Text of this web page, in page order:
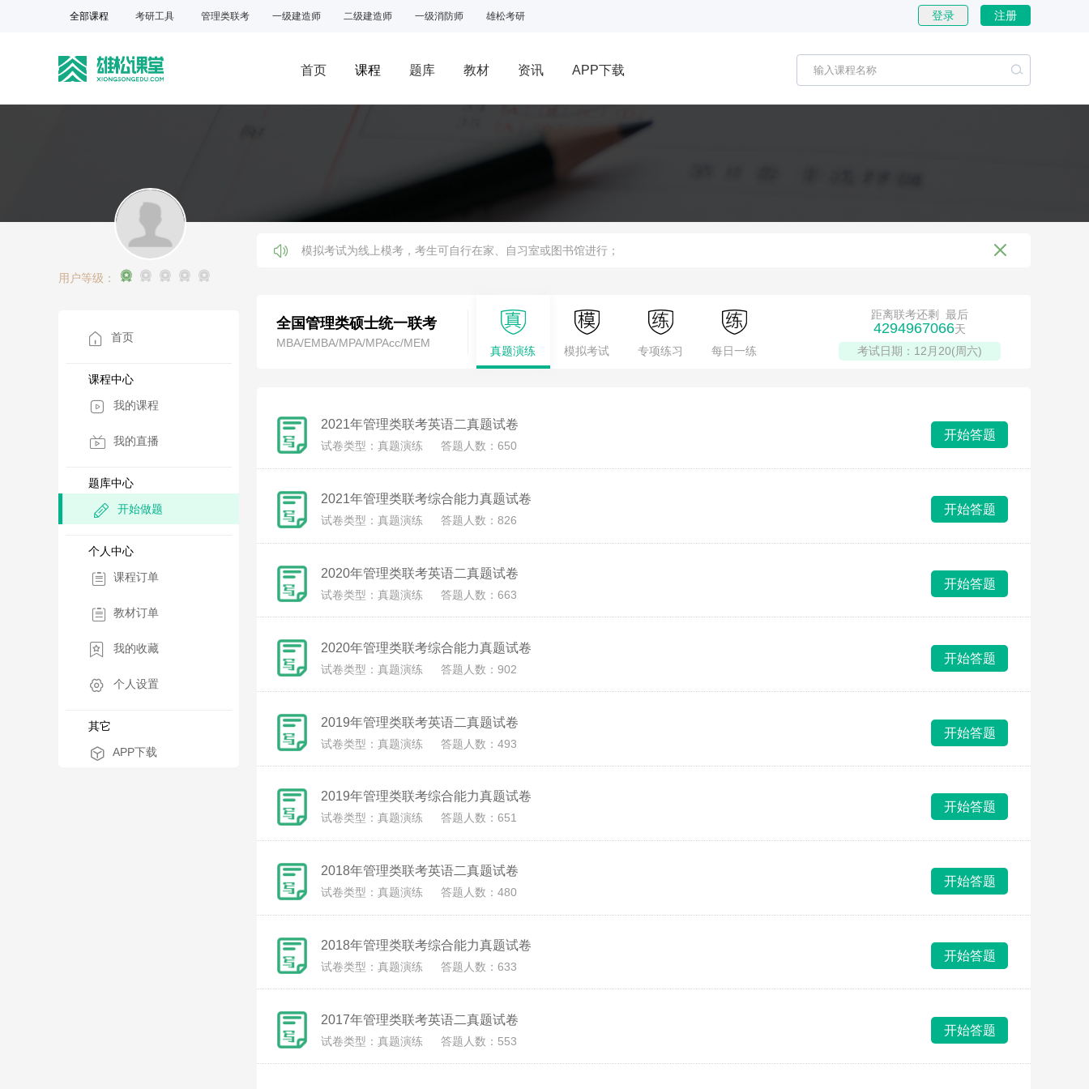
全部课程 考研工具 管理类联考 一级建造师 二级建造师 一级消防师 雄松考研 登录 注册
首页 课程
网课
题库 教材 资讯 APP下载
用户等级：
首页
课程中心
我的课程
我的直播
题库中心
开始做题
个人中心
课程订单
教材订单
我的收藏
个人设置
其它
APP下载
模拟考试为线上模考，考生可自行在家、自习室或图书馆进行；
全国管理类硕士统一联考
MBA/EMBA/MPA/MPAcc/MEM
真题演练 模拟考试 专项练习 每日一练
距离联考还剩 最后
4294967066天
考试日期：12月20(周六)
2021年管理类联考英语二真题试卷
试卷类型：真题演练 答题人数：650
开始答题
2021年管理类联考综合能力真题试卷
试卷类型：真题演练 答题人数：826
开始答题
2020年管理类联考英语二真题试卷
试卷类型：真题演练 答题人数：663
开始答题
2020年管理类联考综合能力真题试卷
试卷类型：真题演练 答题人数：902
开始答题
2019年管理类联考英语二真题试卷
试卷类型：真题演练 答题人数：493
开始答题
2019年管理类联考综合能力真题试卷
试卷类型：真题演练 答题人数：651
开始答题
2018年管理类联考英语二真题试卷
试卷类型：真题演练 答题人数：480
开始答题
2018年管理类联考综合能力真题试卷
试卷类型：真题演练 答题人数：633
开始答题
2017年管理类联考英语二真题试卷
试卷类型：真题演练 答题人数：553
开始答题